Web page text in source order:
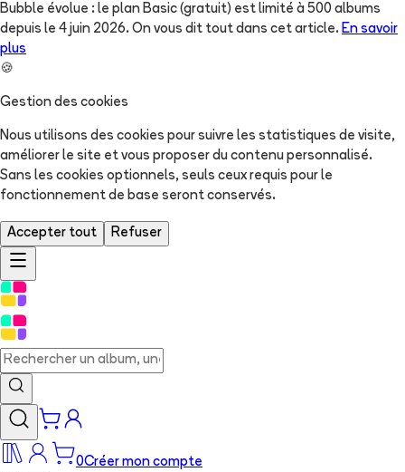
Bubble évolue : le plan Basic (gratuit) est limité à 500 albums
depuis le 4 juin 2026. On vous dit tout dans cet article. En savoir
plus
🍪
Gestion des cookies
Nous utilisons des cookies pour suivre les statistiques de visite,
améliorer le site et vous proposer du contenu personnalisé.
Sans les cookies optionnels, seuls ceux requis pour le
fonctionnement de base seront conservés.
Accepter tout Refuser
0Créer mon compte